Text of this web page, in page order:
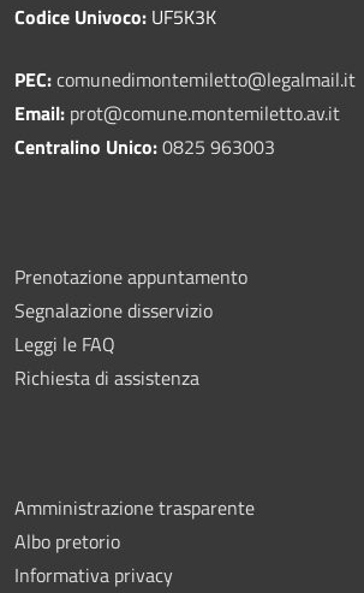
Codice Univoco: UF5K3K
PEC:comunedimontemiletto@legalmail.it
Email: prot@comune.montemiletto.av.it
Centralino Unico:0825 963003
Prenotazione appuntamento
Segnalazione disservizio
Leggi le FAQ
Richiesta di assistenza
Amministrazione trasparente
Albo pretorio
Informativa privacy